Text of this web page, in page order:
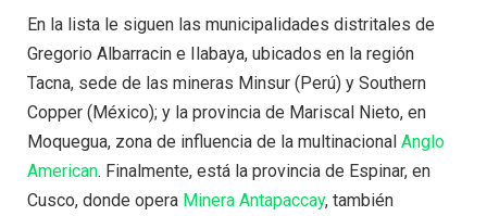
En la lista le siguen las municipalidades distritales de
Gregorio Albarracin e Ilabaya, ubicados en la región
Tacna, sede de las mineras Minsur (Perú) y Southern
Copper (México); y la provincia de Mariscal Nieto, en
Moquegua, zona de influencia de la multinacional Anglo
American. Finalmente, está la provincia de Espinar, en
Cusco, donde opera Minera Antapaccay, también